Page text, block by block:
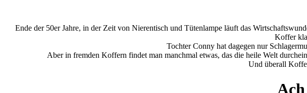
Ende der 50er Jahre, in der Zeit von Nierentisch und Tütenlampe läuft das
Koffer
Tochter Conny hat dagegen nur
Aber in fremden Koffern findet man manchmal etwas, das die heile Welt
Und überall